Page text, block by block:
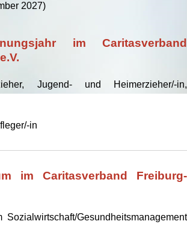
2027)
im Caritasverband
Jugend- und Heimerzieher/-in,
in
im Caritasverband Freiburg-
Gesundheitsmanagement